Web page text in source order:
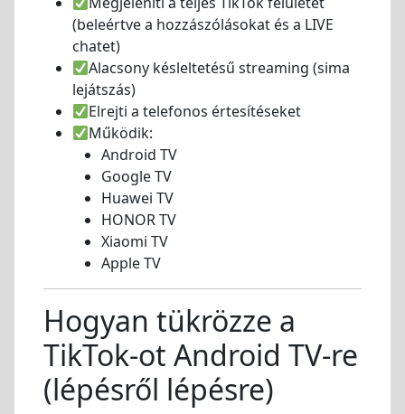
(beleértve a hozzászólásokat és a LIVE
chatet)
Alacsony késleltetésű streaming (sima
lejátszás)
Elrejti a telefonos értesítéseket
Működik:
Android TV
Google TV
Huawei TV
HONOR TV
Xiaomi TV
Apple TV
Hogyan tükrözze a
TikTok-ot Android TV-re
(lépésről lépésre)